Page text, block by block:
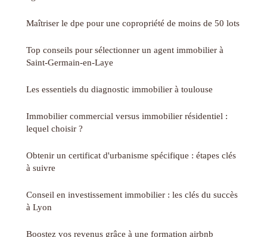
Maîtriser le dpe pour une copropriété de moins de 50 lots
Top conseils pour sélectionner un agent immobilier à
Saint-Germain-en-Laye
Les essentiels du diagnostic immobilier à toulouse
Immobilier commercial versus immobilier résidentiel :
lequel choisir ?
Obtenir un certificat d'urbanisme spécifique : étapes clés
à suivre
Conseil en investissement immobilier : les clés du succès
à Lyon
Boostez vos revenus grâce à une formation airbnb